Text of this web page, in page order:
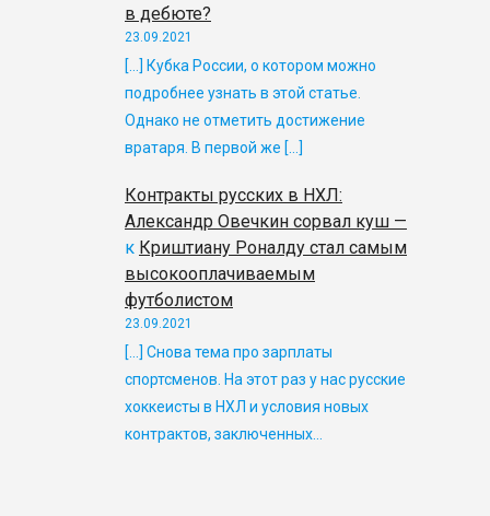
в дебюте?
23.09.2021
[…] Кубка России, о котором можно
подробнее узнать в этой статье.
Однако не отметить достижение
вратаря. В первой же […]
Контракты русских в НХЛ:
Александр Овечкин сорвал куш —
к Криштиану Роналду стал самым
высокооплачиваемым
футболистом
23.09.2021
[…] Снова тема про зарплаты
спортсменов. На этот раз у нас русские
хоккеисты в НХЛ и условия новых
контрактов, заключенных…